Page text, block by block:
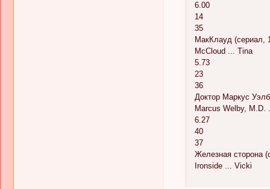
6.00
14
35
МакКлауд (сериал,
McCloud ... Tina
5.73
23
36
Доктор Маркус
Marcus Welby, M.D.
6.27
40
37
Железная сторона
Ironside ... Vicki